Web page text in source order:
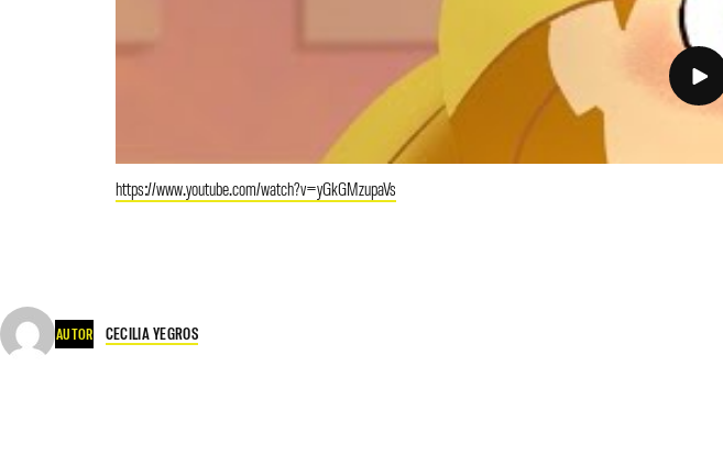
https://www.youtube.com/watch?v=yGkGMzupaVs
AUTOR CECILIA YEGROS